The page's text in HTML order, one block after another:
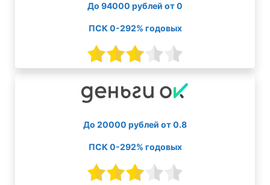
До 94000 рублей от 0
ПСК 0-292% годовых
До 20000 рублей от 0.8
ПСК 0-292% годовых